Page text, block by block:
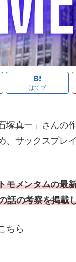
はてブ
塚真一」さんの
、サックスプレ
メンタムの最
話の考察を掲載
ちら